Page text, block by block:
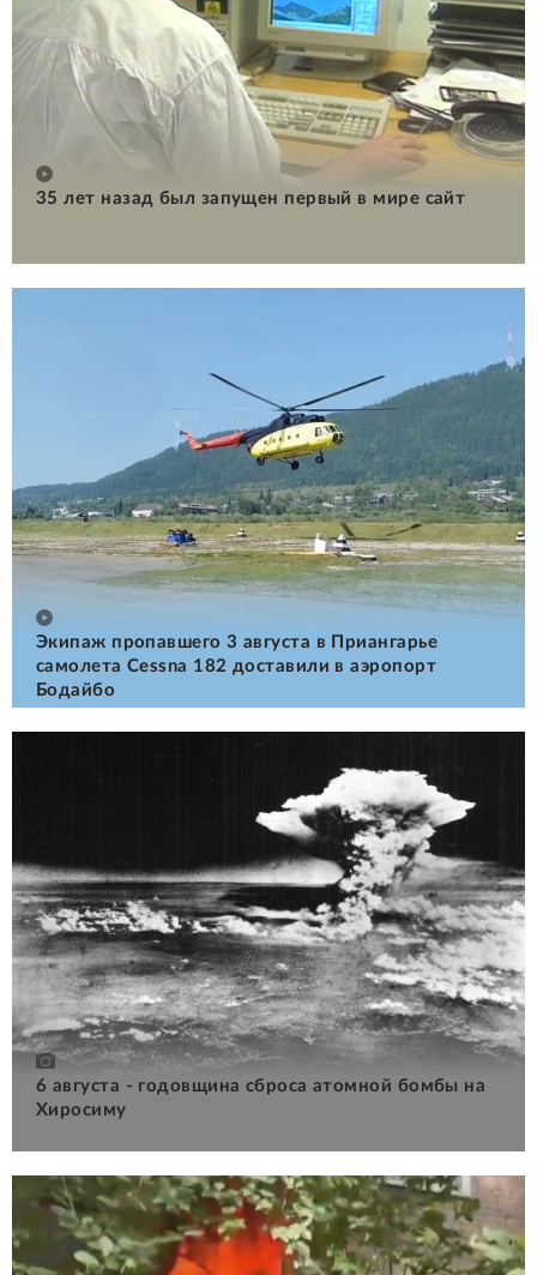
35 лет назад был запущен первый в мире сайт
Экипаж пропавшего 3 августа в Приангарье
самолета Cessna 182 доставили в аэропорт
Бодайбо
6 августа - годовщина сброса атомной бомбы на
Хиросиму